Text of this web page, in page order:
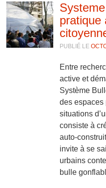
pratique
PUBLIÉ LE
Entre
active et
Système
des espaces
situations
consiste à
auto-
invite à se
urbains
bulle